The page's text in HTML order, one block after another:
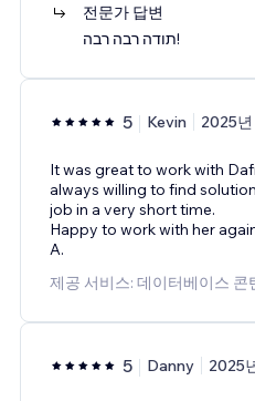
전문가 답변
תודה רבה רבה!
5 Kevin 2025년
It was great to work with
always willing to find
job in a very short time.
Happy to work with her
A.
제공 서비스: 데이터베이스 콘
5 Danny 2025